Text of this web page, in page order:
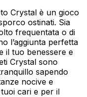
Crystal è un gioco
ostinati. Sia
frequentata o di
l’aggiunta perfetta
il tuo benessere e
Crystal sono
sapendo
nocive e
cari e per il